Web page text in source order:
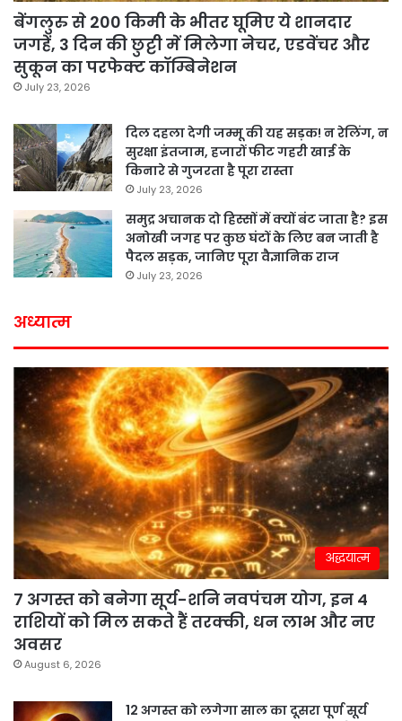
बेंगलुरु से 200 किमी के भीतर घूमिए ये शानदार
जगहें, 3 दिन की छुट्टी में मिलेगा नेचर, एडवेंचर और
सुकून का परफेक्ट कॉम्बिनेशन
July 23, 2026
दिल दहला देगी जम्मू की यह सड़क! न रेलिंग, न
सुरक्षा इंतजाम, हजारों फीट गहरी खाई के
किनारे से गुजरता है पूरा रास्ता
July 23, 2026
समुद्र अचानक दो हिस्सों में क्यों बंट जाता है? इस
अनोखी जगह पर कुछ घंटों के लिए बन जाती है
पैदल सड़क, जानिए पूरा वैज्ञानिक राज
July 23, 2026
अध्यात्म
अद्धयात्म
7 अगस्त को बनेगा सूर्य-शनि नवपंचम योग, इन 4
राशियों को मिल सकते हैं तरक्की, धन लाभ और नए
अवसर
August 6, 2026
12 अगस्त को लगेगा साल का दूसरा पूर्ण सूर्य